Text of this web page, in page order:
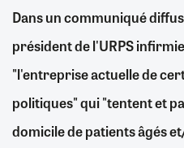
Dans un communiqué
président de l'URPS
"l'entreprise actuelle de
politiques" qui "tentent et
domicile de patients âgés